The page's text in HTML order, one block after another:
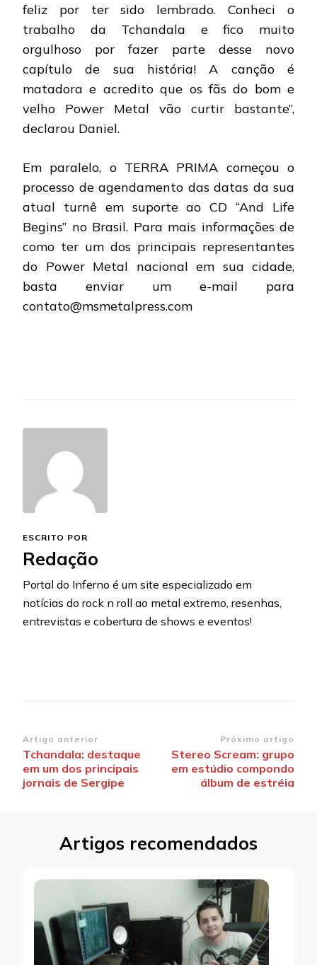
feliz por ter sido lembrado. Conheci o
trabalho da Tchandala e fico muito
orgulhoso por fazer parte desse novo
capítulo de sua história! A canção é
matadora e acredito que os fãs do bom e
velho Power Metal vão curtir bastante”,
declarou Daniel.
Em paralelo, o TERRA PRIMA começou o
processo de agendamento das datas da sua
atual turnê em suporte ao CD “And Life
Begins” no Brasil. Para mais informações de
como ter um dos principais representantes
do Power Metal nacional em sua cidade,
basta enviar um e-mail para
contato@msmetalpress.com
ESCRITO POR
Redação
Portal do Inferno é um site especializado em
notícias do rock n roll ao metal extremo, resenhas,
entrevistas e cobertura de shows e eventos!
Navegação
de
post
Artigo anterior
Tchandala: destaque
em um dos principais
jornais de Sergipe
Próximo artigo
Stereo Scream: grupo
em estúdio compondo
álbum de estréia
Artigos recomendados